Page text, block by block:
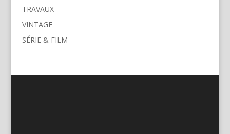
TRAVAUX
VINTAGE
SÉRIE & FILM